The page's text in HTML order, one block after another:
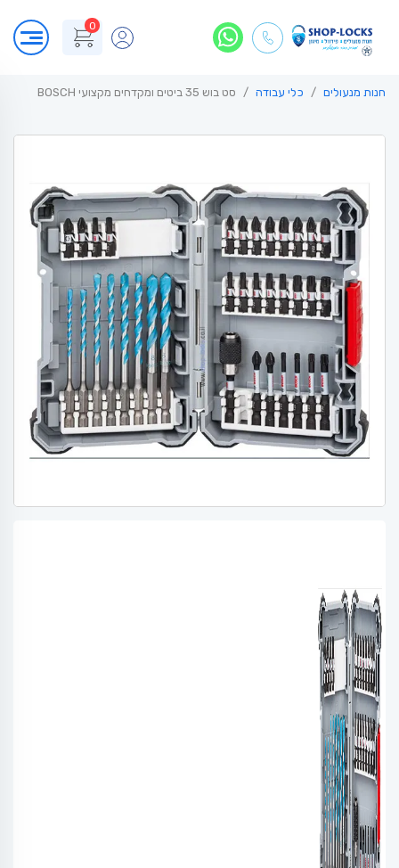
0
חנות מנעולים כלי עבודה סט בוש 35 ביטים ומקדחים מקצועי BOSCH